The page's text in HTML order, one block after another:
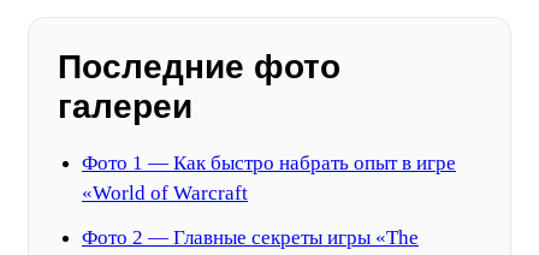
Последние фото
галереи
Фото 1 — Как быстро набрать опыт в игре
«World of Warcraft
Фото 2 — Главные секреты игры «The